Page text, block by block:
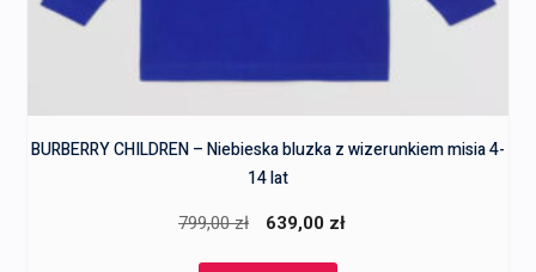
BURBERRY CHILDREN – Niebieska bluzka z wizerunkiem misia 4-
14 lat
799,00zł
Pierwotna
639,00 zł